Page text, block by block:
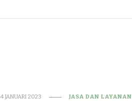
4 JANUARI 2023 JASA DAN LAYANAN